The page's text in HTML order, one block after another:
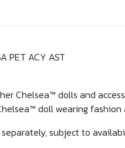
PET ACY AST
Chelsea™ dolls and
doll wearing
subject to